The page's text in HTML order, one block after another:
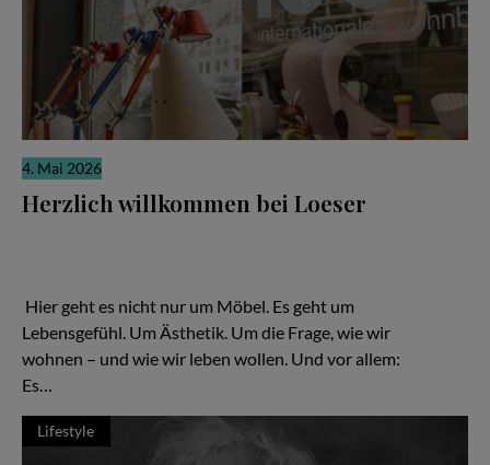
4. Mai 2026
Herzlich willkommen bei Loeser
Hier geht es nicht nur um Möbel. Es geht um
Lebensgefühl. Um Ästhetik. Um die Frage, wie wir
wohnen – und wie wir leben wollen. Und vor allem:
Es…
Lifestyle